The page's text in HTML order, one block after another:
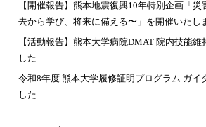
【開催報告】熊本地震復興10年特別企画「
去から学び、将来に備える〜」を開催いたし
【活動報告】熊本大学病院DMAT 院内技能維
した
令和8年度 熊本大学履修証明プログラム ガイ
した